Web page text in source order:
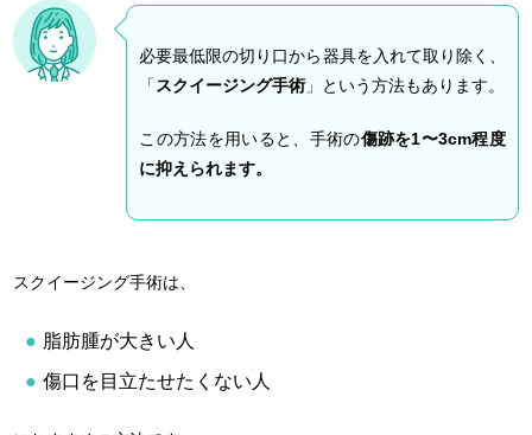
必要最低限の切り口から器具を入れて取り除く、
「スクイージング手術 」という方法もあります。
この方法を用いると、手術の傷跡を1〜3cm程度
に抑えられます。
スクイージング手術は、
脂肪腫が大きい人
傷口を目立たせたくない人